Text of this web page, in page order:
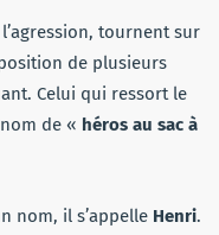
tournent sur
de plusieurs
Celui qui ressort le
de « héros au sac à
nom, il s’appelle Henri.